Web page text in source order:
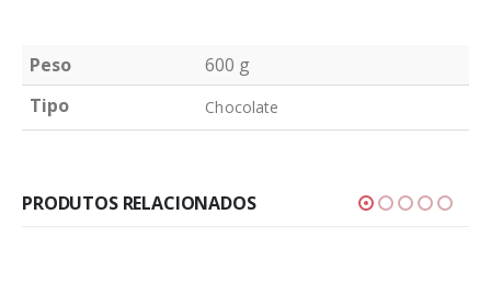
Peso
600 g
Tipo
Chocolate
PRODUTOS RELACIONADOS